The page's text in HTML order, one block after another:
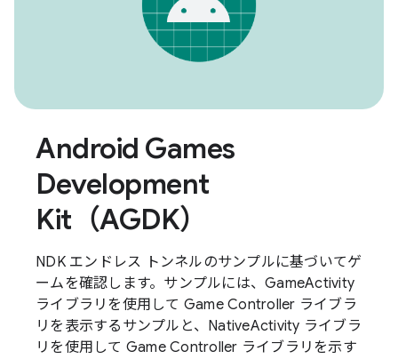
Android Games
Development
Kit（AGDK）
NDK エンドレス トンネルのサンプルに基づいてゲ
ームを確認します。サンプルには、GameActivity
ライブラリを使用して Game Controller ライブラ
リを表示するサンプルと、NativeActivity ライブラ
リを使用して Game Controller ライブラリを示す